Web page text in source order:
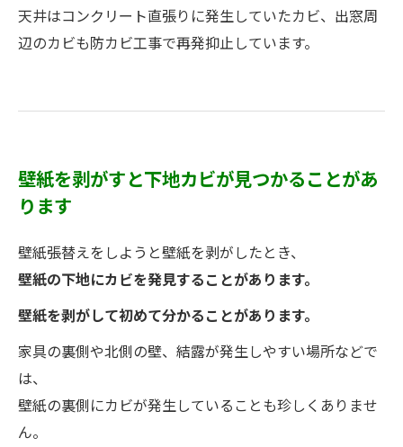
天井はコンクリート直張りに発生していたカビ、出窓周
辺のカビも防カビ工事で再発抑止しています。
壁紙を剥がすと下地カビが見つかることがあ
ります
壁紙張替えをしようと壁紙を剥がしたとき、
壁紙の下地にカビを発見することがあります。
壁紙を剥がして初めて分かることがあります。
家具の裏側や北側の壁、結露が発生しやすい場所などで
は、
壁紙の裏側にカビが発生していることも珍しくありませ
ん。